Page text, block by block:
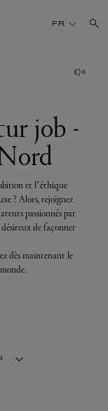
FR
job -
et l’éthique
? Alors, rejoignez
passionnés par
de façonner
dès maintenant le